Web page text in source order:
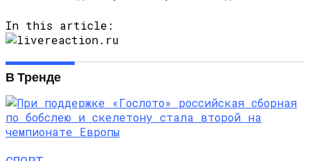
In this article:
В Тренде